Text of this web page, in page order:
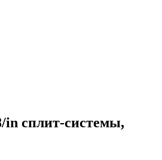
in сплит-системы,